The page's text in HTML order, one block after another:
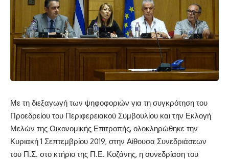
Με τη διεξαγωγή των ψηφοφοριών για τη συγκρότηση του
Προεδρείου του Περιφερειακού Συμβουλίου και την Εκλογή
Μελών της Οικονομικής Επιτροπής, ολοκληρώθηκε την
Κυριακή 1 Σεπτεμβρίου 2019, στην Αίθουσα Συνεδριάσεων
του Π.Σ. στο κτήριο της Π.Ε. Κοζάνης, η συνεδρίαση του